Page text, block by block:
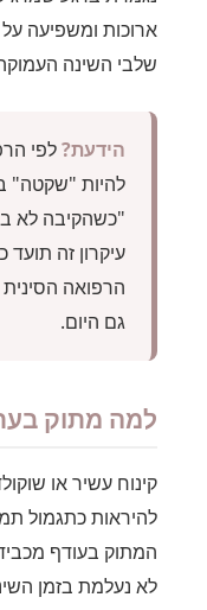
ארוכות ומשפיעה
שלבי השינה
הידעת?לפי
להיות "שקטה"
"כשהקיבה לא
עיקרון זה
הרפואה הסינית
גם היום.
למה מתוק
קינוח עשיר או
להיראות כתגמול
המתוק בעודף
לא נעלמת בזמן